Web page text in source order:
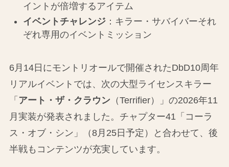
イントが倍増するアイテム
イベントチャレンジ：キラー・サバイバーそれ
ぞれ専用のイベントミッション
6月14日にモントリオールで開催されたDbD10周年
リアルイベントでは、次の大型ライセンスキラー
「 アート・ザ・クラウン （Terrifier）」の2026年11
月実装が発表されました。チャプター41「コーラ
ス・オブ・シン」（8月25日予定）と合わせて、後
半戦もコンテンツが充実しています。